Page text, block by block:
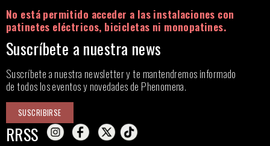
No está permitido acceder a las instalaciones con
patinetes eléctricos, bicicletas ni monopatines.
Suscríbete a nuestra news
Suscríbete a nuestra newsletter y te mantendremos informado
de todos los eventos y novedades de Phenomena.
SUSCRIBIRSE
RRSS